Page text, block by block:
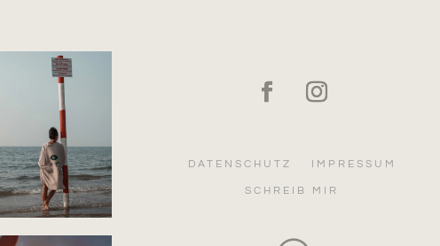
DATENSCHUTZ IMPRESSUM
SCHREIB MIR